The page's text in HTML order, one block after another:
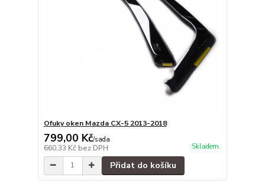
Ofuky oken Mazda CX-5 2013-2018
799,00 Kč/sada
660,33 Kč bez DPH Skladem
Přidat do košíku